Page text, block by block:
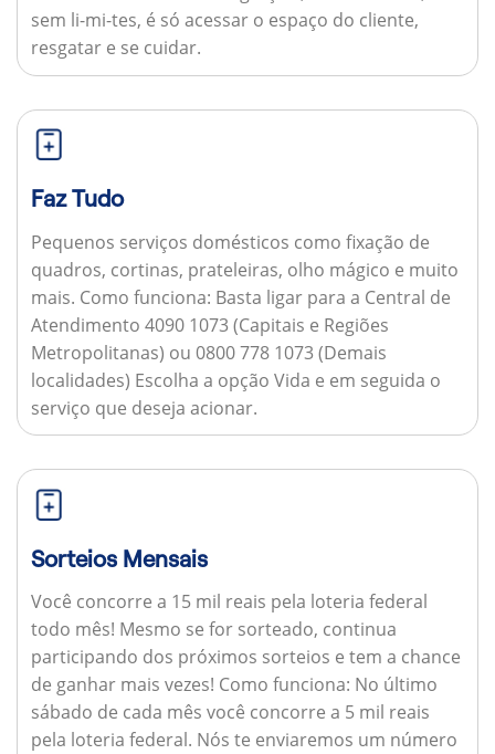
sem li-mi-tes, é só acessar o espaço do cliente,
resgatar e se cuidar.
Faz Tudo
Pequenos serviços domésticos como fixação de
quadros, cortinas, prateleiras, olho mágico e muito
mais. Como funciona: Basta ligar para a Central de
Atendimento 4090 1073 (Capitais e Regiões
Metropolitanas) ou 0800 778 1073 (Demais
localidades) Escolha a opção Vida e em seguida o
serviço que deseja acionar.
Sorteios Mensais
Você concorre a 15 mil reais pela loteria federal
todo mês! Mesmo se for sorteado, continua
participando dos próximos sorteios e tem a chance
de ganhar mais vezes! Como funciona: No último
sábado de cada mês você concorre a 5 mil reais
pela loteria federal. Nós te enviaremos um número